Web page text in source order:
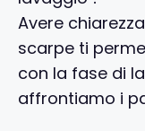
Avere
scarpe ti
con la fase di
affrontiamo i